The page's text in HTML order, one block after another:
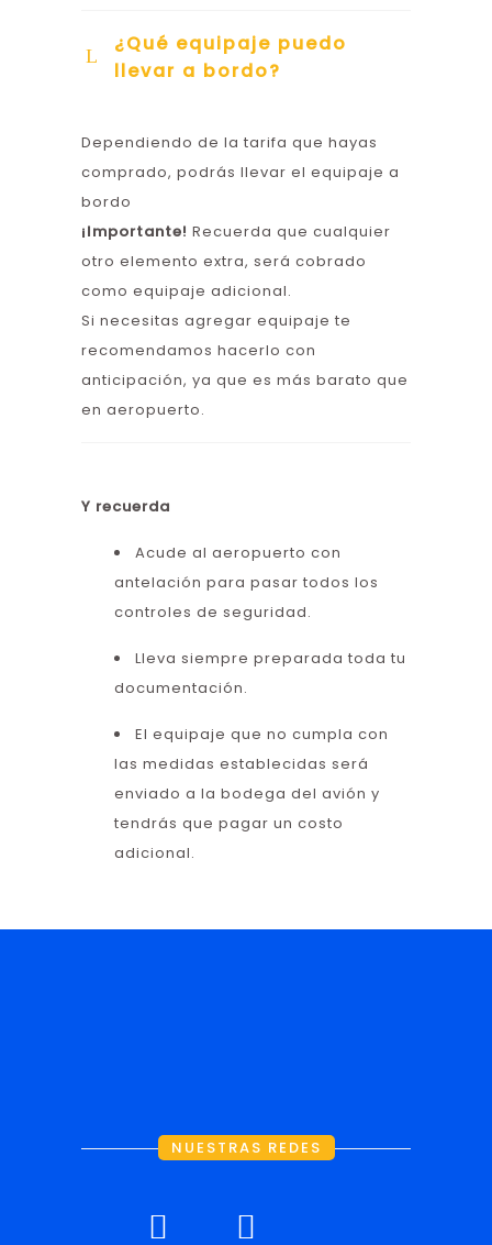
¿Qué equipaje puedo
llevar a bordo?
Dependiendo de la tarifa que hayas
comprado, podrás llevar el equipaje a
bordo
¡Importante! Recuerda que cualquier
otro elemento extra, será cobrado
como equipaje adicional.
Si necesitas agregar equipaje te
recomendamos hacerlo con
anticipación, ya que es más barato que
en aeropuerto.
Y recuerda
Acude al aeropuerto con
antelación para pasar todos los
controles de seguridad.
Lleva siempre preparada toda tu
documentación.
El equipaje que no cumpla con
las medidas establecidas será
enviado a la bodega del avión y
tendrás que pagar un costo
adicional.
NUESTRAS REDES